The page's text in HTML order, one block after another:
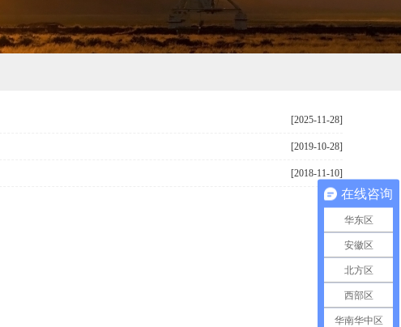
[2025-11-28]
[2019-10-28]
[2018-11-10]
在线咨询
华东区
安徽区
北方区
西部区
华南华中区